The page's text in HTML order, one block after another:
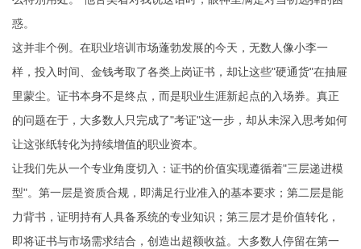
惑。
这并非个例。在职业培训市场蓬勃发展的今天，无数人像小李一
样，投入时间、金钱考取了各类上岗证书，却让这些"硬通货"在抽屉
里蒙尘。证书本身不是终点，而是职业生涯新起点的入场券。真正
的问题在于，大多数人只完成了"考证"这一步，却从未深入思考如何
让这张纸转化为持续增值的职业资本。
让我们先从一个专业角度切入：证书的价值实现遵循着"三层递进模
型"。第一层是资质合规，即满足行业准入的基本要求；第二层是能
力背书，证明持有人具备系统的专业知识；第三层才是价值转化，
即将证书与市场需求结合，创造出超额收益。大多数人停留在第一